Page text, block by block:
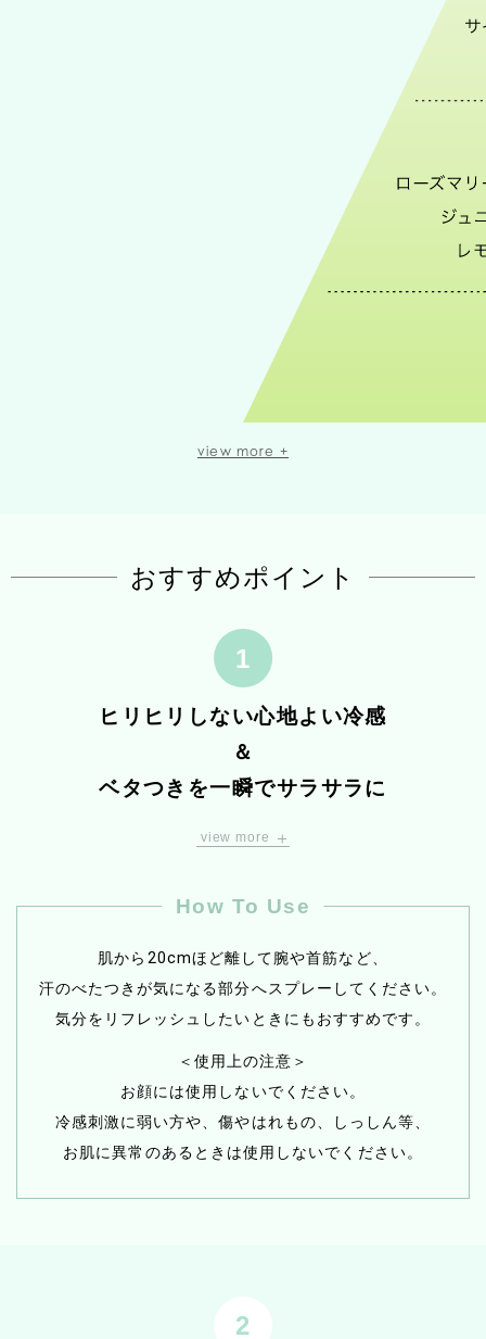
ジュニパーベリーやシナモンリーフの
ローズマリーやラバンジンといったハーブが
リラックス感もたらします。
ゼラニウムのローズ調がフローラル感を引き立て、
華やかな印象を秘めた
view more +
おすすめポイント
ヒリヒリしない心地よい冷感
＆
ベタつきを一瞬でサラサラに
合成メントール不使用。
付けた瞬間ひんやりし、
ト。
ほてった肌を冷却して一瞬で爽快感をもたらします。
view more
How To Use
肌から20cmほど離して腕や首筋など、
汗のべたつきが気になる部分へスプレーしてください。
気分をリフレッシュしたいときにもおすすめです。
＜使用上の注意＞
お顔には使用しないでください。
冷感刺激に弱い方や、傷やはれもの、しっしん等、
お肌に異常のあるときは使用しないでください。